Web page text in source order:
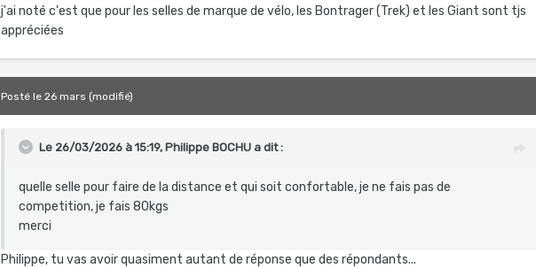
j'ai noté c'est que pour les selles de marque de vélo, les Bontrager (Trek) et les Giant sont tjs
appréciées
Postéle 26 mars (modifié)
Le 26/03/2026 à 15:19,Philippe BOCHU a dit :
quelle selle pour faire de la distance et qui soit confortable, je ne fais pas de
competition, je fais 80kgs
merci
Philippe, tu vas avoir quasiment autant de réponse que des répondants...